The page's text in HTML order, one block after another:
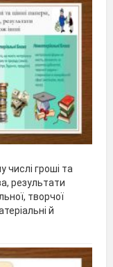
числі гроші та
результати
творчої
й